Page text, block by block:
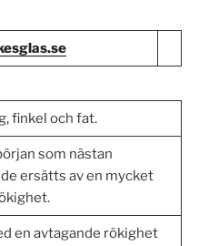
finkel och fat.
som nästan
ersätts av en mycket
en avtagande rökighet